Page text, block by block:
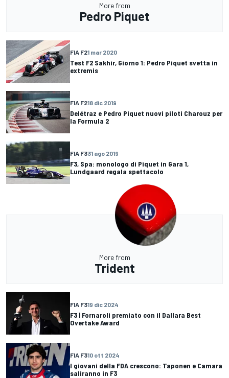
More from
Pedro Piquet
FIA F21 mar 2020
Test F2 Sakhir, Giorno 1: Pedro Piquet svetta in
extremis
FIA F218 dic 2019
Delétraz e Pedro Piquet nuovi piloti Charouz per
la Formula 2
FIA F331 ago 2019
F3, Spa: monologo di Piquet in Gara 1,
Lundgaard regala spettacolo
More from
Trident
FIA F319 dic 2024
F3 | Fornaroli premiato con il Dallara Best
Overtake Award
FIA F310 ott 2024
I giovani della FDA crescono: Taponen e Camara
saliranno in F3